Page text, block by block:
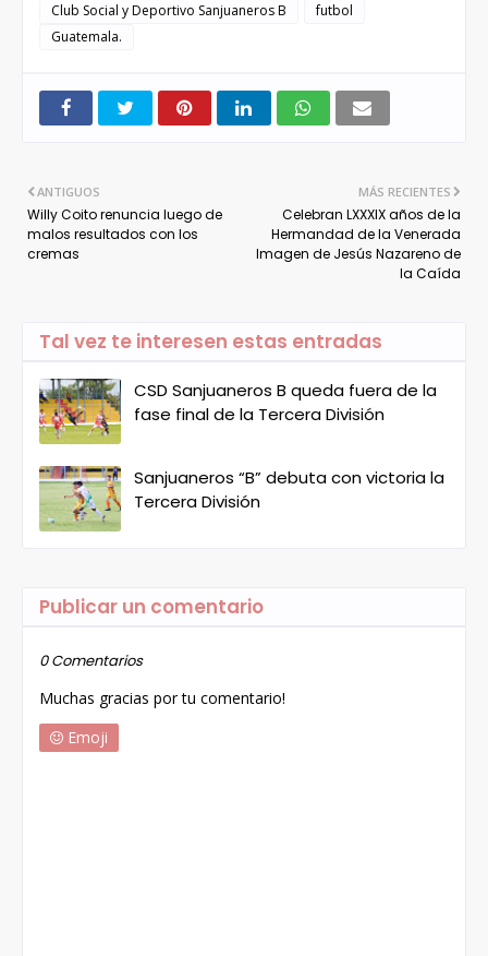
Club Social y Deportivo Sanjuaneros B
futbol
Guatemala.
MÁS RECIENTES
Celebran LXXXIX años de la
Hermandad de la Venerada
Imagen de Jesús Nazareno de
la Caída
ANTIGUOS
Willy Coito renuncia luego de
malos resultados con los
cremas
Tal vez te interesen estas entradas
CSD Sanjuaneros B queda fuera de la
fase final de la Tercera División
Sanjuaneros “B” debuta con victoria la
Tercera División
Publicar un comentario
0 Comentarios
Muchas gracias por tu comentario!
Emoji